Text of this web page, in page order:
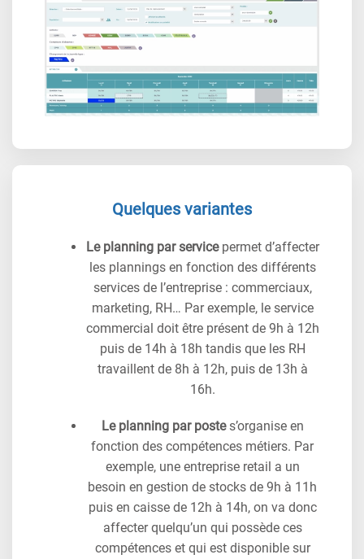
Quelques variantes
Le planning par servicepermet d’affecter
les plannings en fonction des différents
services de l’entreprise : commerciaux,
marketing, RH… Par exemple, le service
commercial doit être présent de 9h à 12h
puis de 14h à 18h tandis que les RH
travaillent de 8h à 12h, puis de 13h à
16h.
Le planning par postes’organise en
fonction des compétences métiers. Par
exemple, une entreprise retail a un
besoin en gestion de stocks de 9h à 11h
puis en caisse de 12h à 14h, on va donc
affecter quelqu’un qui possède ces
compétences et qui est disponible sur